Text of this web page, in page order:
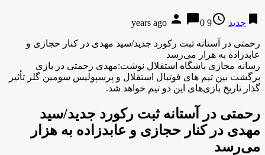
bookmark جدید access_time
9 years ago
person chat_bubble0
رحمتی در آستانه ثبت رکورد جدید/سید مهدی در کنار حجازی و
عابدزاده به هزار می‌رسد
رسانه مجازی باشگاه استقلال نوشت:مهدی رحمتی در بازی
برگشت بین تیم های فوتبال استقلال و پرسپولیس سومین گلر تأثیر
گذار تاریخ بازی‌های این دو تیم خواهد شد.
رحمتی در آستانه ثبت رکورد جدید/سید
مهدی در کنار حجازی و عابدزاده به هزار
می‌رسد